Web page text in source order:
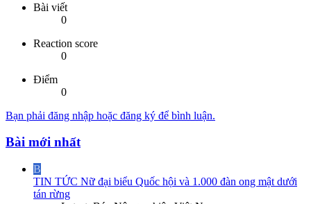
Bài viết
0
Reaction score
0
Điểm
0
Bạn phải đăng nhập hoặc đăng ký để bình luận.
Bài mới nhất
B
TIN TỨC Nữ đại biểu Quốc hội và 1.000 đàn ong mật dưới
tán rừng